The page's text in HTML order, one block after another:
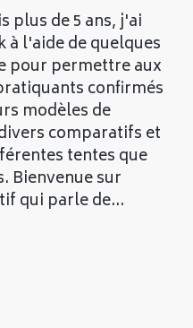
plus de 5 ans, j'ai
à l'aide de quelques
pour permettre aux
confirmés
modèles de
comparatifs et
tentes que
Bienvenue sur
qui parle de...